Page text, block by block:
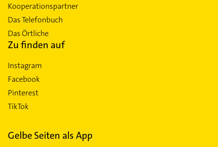
Kooperationspartner
Das Telefonbuch
Das Örtliche
Zu finden auf
Instagram
Facebook
Pinterest
TikTok
Gelbe Seiten als App